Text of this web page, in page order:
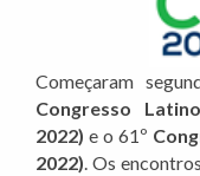
Começaram
Congresso
2022) e o 61º
2022). Os